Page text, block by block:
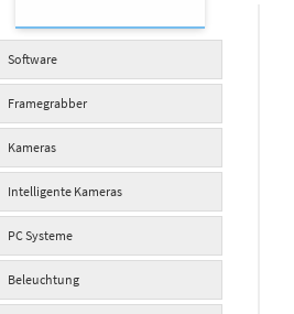
Software
Framegrabber
Kameras
Intelligente Kameras
PC Systeme
Beleuchtung